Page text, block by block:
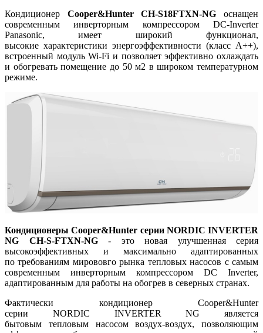
Кондиционер Cooper&Hunter CH-S18FTXN-NG оснащен
современным инверторным компрессором DC-Inverter
Panasonic, имеет широкий функционал,
высокие характеристики энергоэффективности (класс А++),
встроенный модуль Wi-Fi и позволяет эффективно охлаждать
и обогревать помещение до 50 м2 в широком температурном
режиме.
Кондиционеры Cooper&Hunter серии NORDIC INVERTER
NG CH-S-FTXN-NG- это новая улучшенная серия
высокоэффективных и максимально адаптированных
по требованиям мирововго рынка тепловых насосов с самым
современным инверторным компрессором DC Inverter,
адаптированным для работы на обогрев в северных странах.
Фактически кондиционер Cooper&Hunter
серии NORDIC INVERTER NG является
бытовым тепловым насосом воздух-воздух, позволяющим